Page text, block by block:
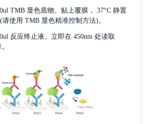
TMB 显色底物。贴上覆膜， 37°C 静置
请使用 TMB 显色精准控制方法)。
反应终止液。立即在 450nm 处读取